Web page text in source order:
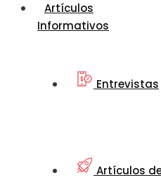
Artículos
Informativos
Entrevistas
Artículos